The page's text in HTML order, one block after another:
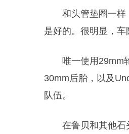
和头管垫圈一样
是好的。很明显，车
唯一使用29mm
30mm后胎，以及
队伍。
在鲁贝和其他石